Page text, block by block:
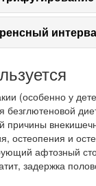
(особенно у
причины
остеопения и
афтозный
задержка